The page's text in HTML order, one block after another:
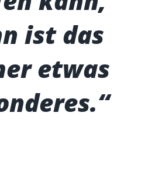
ist das
etwas